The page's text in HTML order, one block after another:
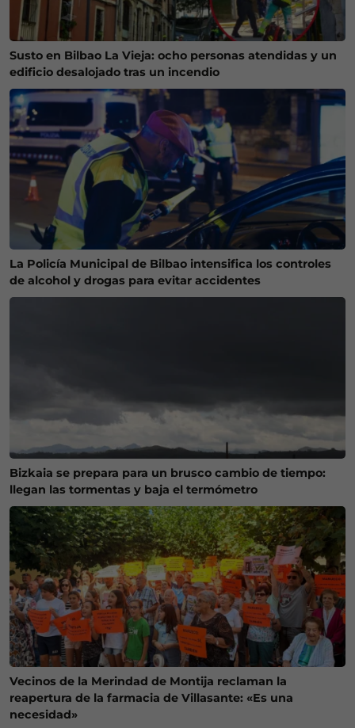
Susto en Bilbao La Vieja: ocho personas atendidas y un
edificio desalojado tras un incendio
La Policía Municipal de Bilbao intensifica los controles
de alcohol y drogas para evitar accidentes
Bizkaia se prepara para un brusco cambio de tiempo:
llegan las tormentas y baja el termómetro
Vecinos de la Merindad de Montija reclaman la
reapertura de la farmacia de Villasante: «Es una
necesidad»